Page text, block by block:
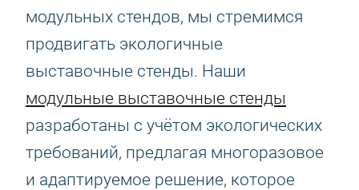
модульных стендов, мы стремимся
продвигать экологичные
выставочные стенды. Наши
модульные выставочные стенды
разработаны с учётом экологических
требований, предлагая многоразовое
и адаптируемое решение, которое